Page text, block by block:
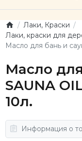
Лаки, Краски
Лаки, краски для
Масло для бань и
Масло
SAUNA
10л.
Информация о